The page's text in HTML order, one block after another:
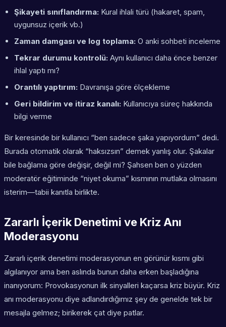
Şikayeti sınıflandırma: Kural ihlali türü (hakaret, spam,
uygunsuz içerik vb.)
Zaman damgası ve log toplama: O anki sohbeti inceleme
Tekrar durumu kontrolü: Aynı kullanıcı daha önce benzer
ihlal yaptı mı?
Orantılı yaptırım: Davranışa göre ölçekleme
Geri bildirim ve itiraz kanalı: Kullanıcıya süreç hakkında
bilgi verme
Bir keresinde bir kullanıcı “ben sadece şaka yapıyordum” dedi.
Burada otomatik olarak “haksızsın” demek yanlış olur. Şakalar
bile bağlama göre değişir, değil mi? Şahsen ben o yüzden
moderatör eğitiminde “niyet okuma” kısmının mutlaka olmasını
isterim—tabii kanıtla birlikte.
Zararlı İçerik Denetimi ve Kriz Anı
Moderasyonu
Zararlı içerik denetimi moderasyonun en görünür kısmı gibi
algılanıyor ama ben aslında bunun daha erken başladığına
inanıyorum: Provokasyonun ilk sinyalleri kaçarsa kriz büyür. Kriz
anı moderasyonu diye adlandırdığımız şey de genelde tek bir
mesajla gelmez; birikerek çat diye patlar.